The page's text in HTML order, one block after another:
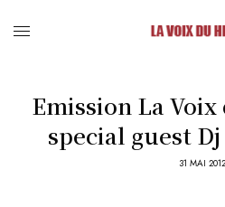
Emission La
special guest
31 MAI 2012